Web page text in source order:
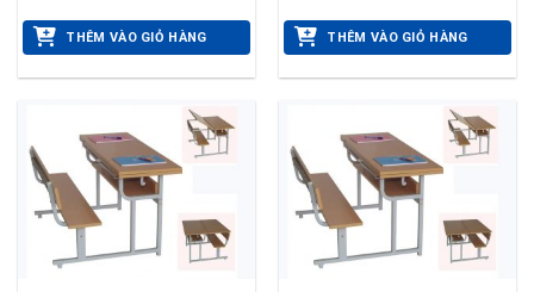
THÊM VÀO GIỎ HÀNG THÊM VÀO GIỎ HÀNG